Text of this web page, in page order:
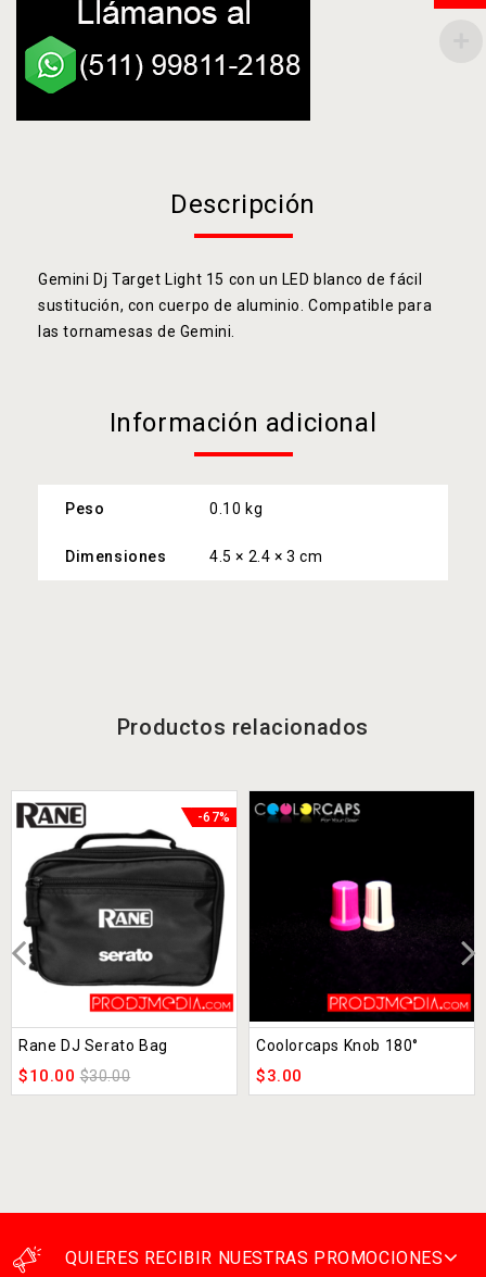
Descripción
Gemini Dj Target Light 15 con un LED blanco de fácil
sustitución, con cuerpo de aluminio. Compatible para
las tornamesas de Gemini.
Información adicional
Peso 0.10 kg
Dimensiones 4.5 × 2.4 × 3 cm
Productos relacionados
-67%
Rane DJ Serato Bag
$30.00
$10.00
Coolorcaps Knob 180°
$3.00
QUIERES RECIBIR NUESTRAS PROMOCIONES